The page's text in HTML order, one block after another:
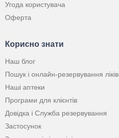
Угода користувача
Оферта
Корисно знати
Наш блог
Пошук і онлайн-резервування ліків
Наші аптеки
Програми для клієнтів
Довідка і Служба резервування
Застосунок